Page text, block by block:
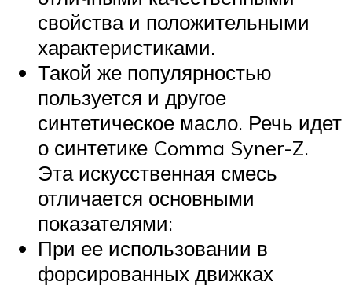
свойства и положительными
характеристиками.
Такой же популярностью
пользуется и другое
синтетическое масло. Речь идет
о синтетике Comma Syner-Z.
Эта искусственная смесь
отличается основными
показателями:
При ее использовании в
форсированных движках